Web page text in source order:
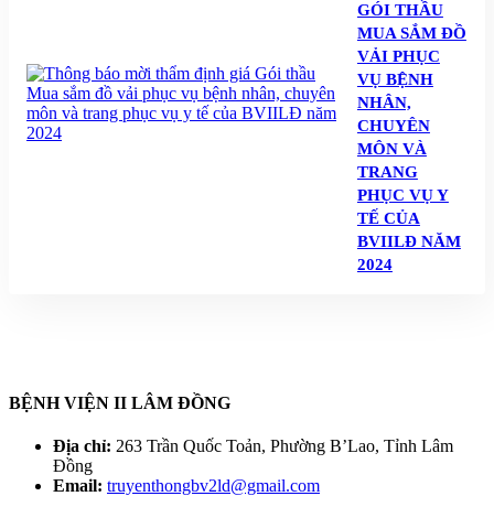
GÓI THẦU
MUA SẮM ĐỒ
VẢI PHỤC
VỤ BỆNH
NHÂN,
CHUYÊN
MÔN VÀ
TRANG
PHỤC VỤ Y
TẾ CỦA
BVIILĐ NĂM
2024
BỆNH VIỆN II LÂM ĐỒNG
Địa chỉ: 263 Trần Quốc Toản, Phường B’Lao, Tỉnh Lâm
Đồng
Email: truyenthongbv2ld@gmail.com